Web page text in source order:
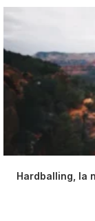
Hardballing, la